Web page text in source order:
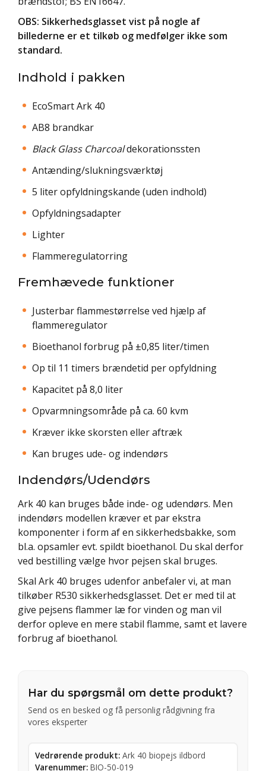
OBS: Sikkerhedsglasset vist på nogle af
billederne er et tilkøb og medfølger ikke som
standard.
Indhold i pakken
EcoSmart Ark 40
AB8 brandkar
Black Glass Charcoaldekorationssten
Antænding/slukningsværktøj
5 liter opfyldningskande (uden indhold)
Opfyldningsadapter
Lighter
Flammeregulatorring
Fremhævede funktioner
Justerbar flammestørrelse ved hjælp af
flammeregulator
Bioethanol forbrug på ±0,85 liter/timen
Op til 11 timers brændetid per opfyldning
Kapacitet på 8,0 liter
Opvarmningsområde på ca. 60 kvm
Kræver ikke skorsten eller aftræk
Kan bruges ude- og indendørs
Indendørs/Udendørs
Ark 40 kan bruges både inde- og udendørs. Men
indendørs modellen kræver et par ekstra
komponenter i form af en sikkerhedsbakke, som
bl.a. opsamler evt. spildt bioethanol. Du skal derfor
ved bestilling vælge hvor pejsen skal bruges.
Skal Ark 40 bruges udenfor anbefaler vi, at man
tilkøber R530 sikkerhedsglasset. Det er med til at
give pejsens flammer læ for vinden og man vil
derfor opleve en mere stabil flamme, samt et lavere
forbrug af bioethanol.
Har du spørgsmål om dette produkt?
Send os en besked og få personlig rådgivning fra
vores eksperter
Vedrørende produkt: Ark 40 biopejs ildbord
Varenummer: BIO-50-019